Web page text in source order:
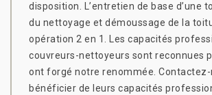
disposition. L’entretien de base d’une
du nettoyage et démoussage de la
opération 2 en 1. Les capacités
couvreurs-nettoyeurs sont reconnues
ont forgé notre renommée. Contactez-
bénéficier de leurs capacités